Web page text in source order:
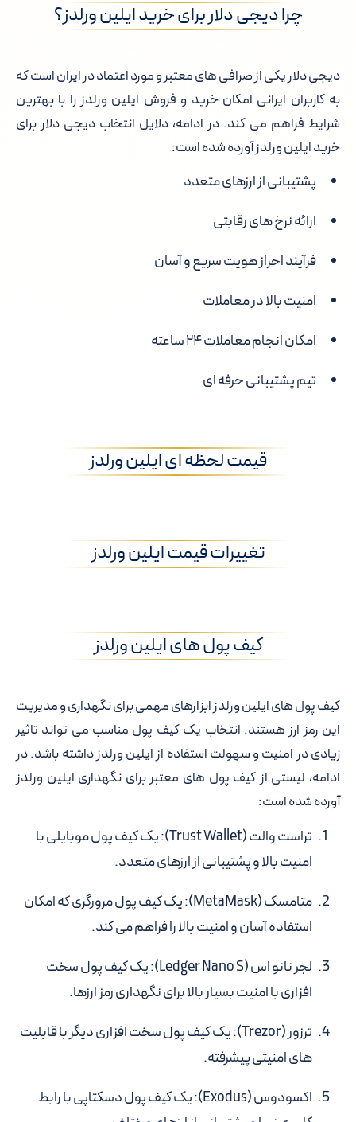
چرا دیجی دلار برای خرید ایلین ورلدز؟
دیجی دلار یکی از صرافی های معتبر و مورد اعتماد در ایران است که
به کاربران ایرانی امکان خرید و فروش ایلین ورلدز را با بهترین
شرایط فراهم می کند. در ادامه، دلایل انتخاب دیجی دلار برای
خرید ایلین ورلدز آورده شده است:
پشتیبانی از ارزهای متعدد
ارائه نرخ های رقابتی
فرآیند احراز هویت سریع و آسان
امنیت بالا در معاملات
امکان انجام معاملات ۲۴ ساعته
تیم پشتیبانی حرفه ای
قیمت لحظه ای ایلین ورلدز
تغییرات قیمت ایلین ورلدز
کیف پول های ایلین ورلدز
کیف پول های ایلین ورلدز ابزارهای مهمی برای نگهداری و مدیریت
این رمز ارز هستند. انتخاب یک کیف پول مناسب می تواند تاثیر
زیادی در امنیت و سهولت استفاده از ایلین ورلدز داشته باشد. در
ادامه، لیستی از کیف پول های معتبر برای نگهداری ایلین ورلدز
آورده شده است:
تراست والت (Trust Wallet)
: یک کیف پول موبایلی با
امنیت بالا و پشتیبانی از ارزهای متعدد.
متامسک (MetaMask)
: یک کیف پول مرورگری که امکان
استفاده آسان و امنیت بالا را فراهم می کند.
لجر نانو اس (Ledger Nano S)
: یک کیف پول سخت
افزاری با امنیت بسیار بالا برای نگهداری رمز ارزها.
ترزور (Trezor)
: یک کیف پول سخت افزاری دیگر با قابلیت
های امنیتی پیشرفته.
اکسودوس (Exodus)
: یک کیف پول دسکتاپی با رابط